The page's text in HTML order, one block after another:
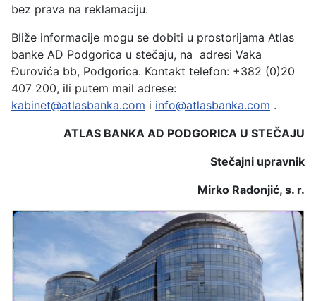
bez prava na reklamaciju.
Bliže informacije mogu se dobiti u prostorijama Atlas
banke AD Podgorica u stečaju, na adresi Vaka
Đurovića bb, Podgorica. Kontakt telefon: +382 (0)20
407 200, ili putem mail adrese:
kabinet@atlasbanka.com i info@atlasbanka.com .
ATLAS BANKA AD PODGORICA U STEČAJU
Stečajni upravnik
Mirko Radonjić, s. r.